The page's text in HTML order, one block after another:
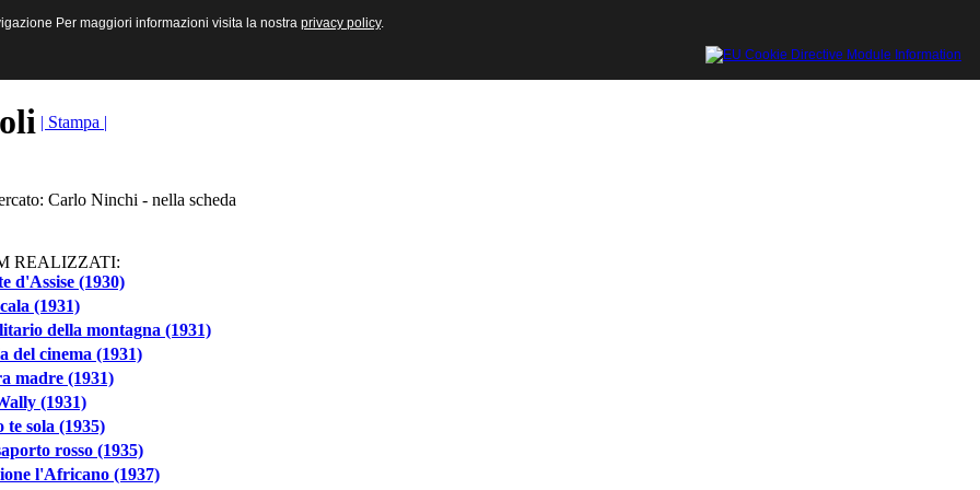
e Multimediali
| Stampa |
Carlo Ninchi - nella scheda
REALIZZATI:
d'Assise (1930)
(1931)
della montagna (1931)
del cinema (1931)
madre (1931)
(1931)
te sola (1935)
rosso (1935)
l'Africano (1937)
Per maggiori informazioni visita la nostra privacy policy.
Per maggiori informazioni visita la nostra privacy policy.